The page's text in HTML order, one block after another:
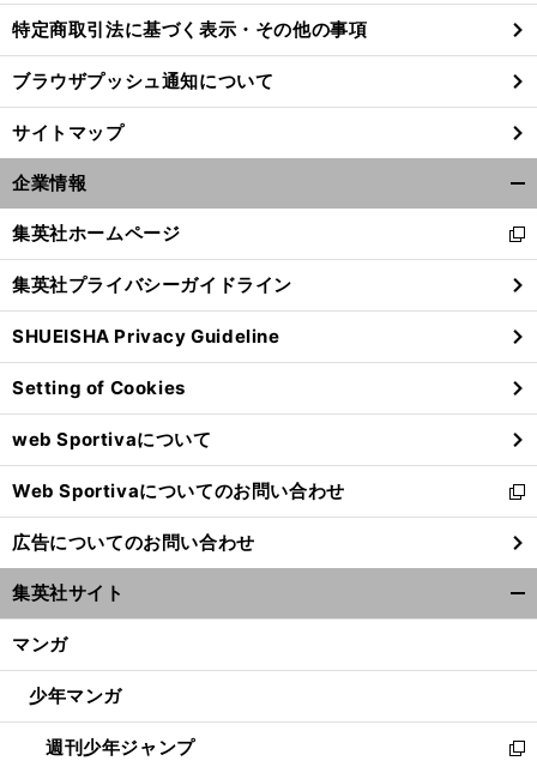
特定商取引法に基づく表示・その他の事項
ブラウザプッシュ通知について
サイトマップ
企業情報
閉
る
集英社ホームページ
新
し
い
ウ
ィ
ン
ド
ウ
で
開
く
集英社プライバシーガイドライン
SHUEISHA Privacy Guideline
Setting of Cookies
web Sportivaについて
Web Sportivaについてのお問い合わせ
新
し
い
ウ
ィ
ン
ウ
開
く
広告についてのお問い合わせ
集英社サイト
マンガ
少年マンガ
週刊少年ジャンプ
新